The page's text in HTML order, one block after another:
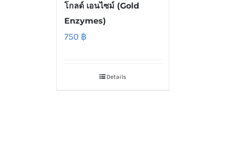
โกลด์ เอนไซม์ (Gold
Enzymes)
750 ฿
Details